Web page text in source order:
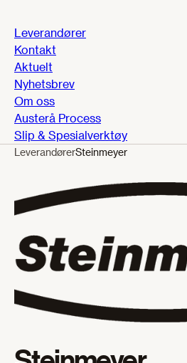
Leverandører
Kontakt
Aktuelt
Nyhetsbrev
Om oss
Austerå Process
Slip & Spesialverktøy
LeverandørerSteinmeyer